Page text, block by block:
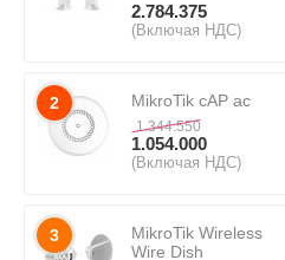
2.784.375
(Включая НДС)
2 MikroTik cAP ac
1.344.550
1.054.000
(Включая НДС)
3
MikroTik Wireless
Wire Dish